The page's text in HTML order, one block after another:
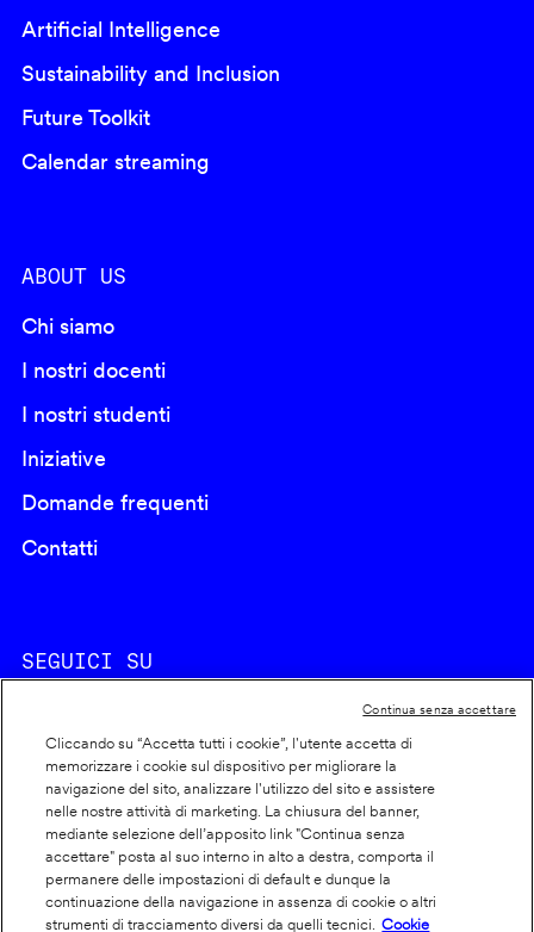
Artificial Intelligence
Sustainability and Inclusion
Future Toolkit
Calendar streaming
ABOUT US
Chi siamo
I nostri docenti
I nostri studenti
Iniziative
Domande frequenti
Contatti
SEGUICI SU
Footer
info
Cookie policy
Dichiarazione di accessibilità
Privacy
Cliccando su “Accetta tutti i cookie”, l'utente accetta di
memorizzare i cookie sul dispositivo per migliorare la
navigazione del sito, analizzare l'utilizzo del sito e assistere
nelle nostre attività di marketing. La chiusura del banner,
mediante selezione dell’apposito link "Continua senza
accettare" posta al suo interno in alto a destra, comporta il
permanere delle impostazioni di default e dunque la
continuazione della navigazione in assenza di cookie o altri
strumenti di tracciamento diversi da quelli tecnici.
Cookie
Continua senza accettare